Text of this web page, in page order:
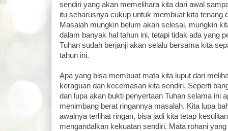
sendiri yang akan memelihara kita dari awal
itu seharusnya cukup untuk membuat kita tenang
Masalah mungkin belum akan selesai, mungkin
dalam banyak hal tahun ini, tetapi tidak ada yang
Tuhan sudah berjanji akan selalu bersama kita
tahun ini.
Apa yang bisa membuat mata kita luput dari
keraguan dan kecemasan kita sendiri. Seperti
dan lupa akan bukti penyertaan Tuhan selama ini
menimbang berat ringannya masalah. Kita lupa
awalnya terlihat ringan, bisa jadi kita tetap
mengandalkan kekuatan sendiri. Mata rohani